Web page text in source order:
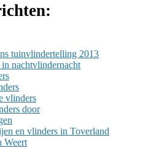
tuinvlindertelling 2013
nachtvlindernacht
vlinders
door
en vlinders in Toverland
Weert